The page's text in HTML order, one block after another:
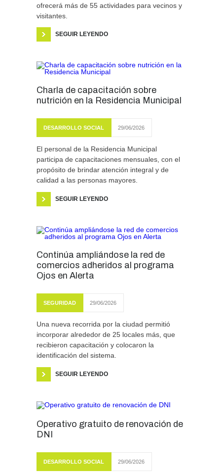
ofrecerá más de 55 actividades para vecinos y
visitantes.
SEGUIR LEYENDO
Charla de capacitación sobre
nutrición en la Residencia Municipal
DESARROLLO SOCIAL 29/06/2026
El personal de la Residencia Municipal
participa de capacitaciones mensuales, con el
propósito de brindar atención integral y de
calidad a las personas mayores.
SEGUIR LEYENDO
Continúa ampliándose la red de
comercios adheridos al programa
Ojos en Alerta
SEGURIDAD 29/06/2026
Una nueva recorrida por la ciudad permitió
incorporar alrededor de 25 locales más, que
recibieron capacitación y colocaron la
identificación del sistema.
SEGUIR LEYENDO
Operativo gratuito de renovación de
DNI
DESARROLLO SOCIAL 29/06/2026